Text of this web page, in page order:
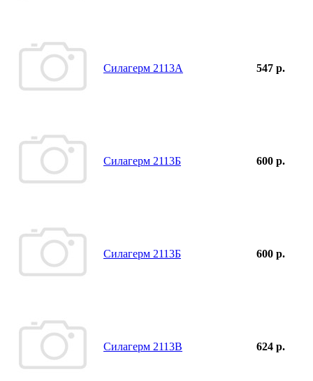
Силагерм 2113А 547 р.
Силагерм 2113Б 600 р.
Силагерм 2113Б 600 р.
Силагерм 2113В 624 р.